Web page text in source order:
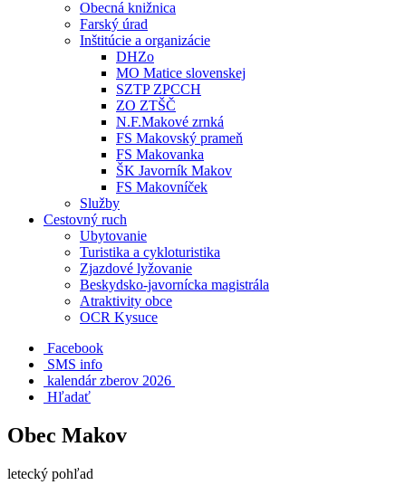
Obecná knižnica
Farský úrad
Inštitúcie a organizácie
DHZo
MO Matice slovenskej
SZTP ZPCCH
ZO ZTŠČ
N.F.Makové zrnká
FS Makovský prameň
FS Makovanka
ŠK Javorník Makov
FS Makovníček
Služby
Cestovný ruch
Ubytovanie
Turistika a cykloturistika
Zjazdové lyžovanie
Beskydsko-javornícka magistrála
Atraktivity obce
OCR Kysuce
Facebook
SMS info
​ kalendár zberov 2026
Hľadať
Obec Makov
letecký pohľad